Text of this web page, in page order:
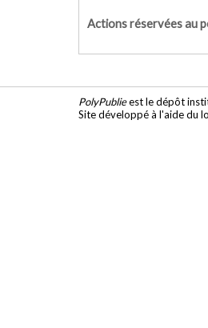
Actions réservées au
PolyPublieest le dépôt
Site développé à l'aide du